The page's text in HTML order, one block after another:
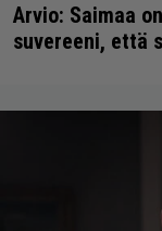
Arvio: Saimaa
suvereeni, että